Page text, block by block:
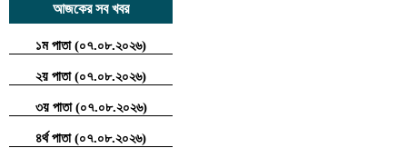
আজকের সব খবর
১ম পাতা (০৭.০৮.২০২৬)
২য় পাতা (০৭.০৮.২০২৬)
৩য় পাতা (০৭.০৮.২০২৬)
৪র্থ পাতা (০৭.০৮.২০২৬)